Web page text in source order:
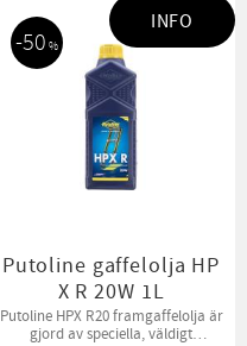
Putoline gaffelolja HP
X R 20W 1L
Putoline HPX R20 framgaffelolja är
gjord av speciella, väldigt
50 %
INFO